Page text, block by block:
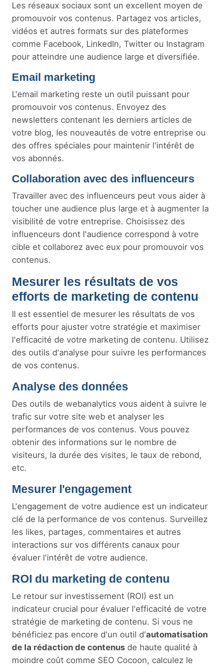
Les réseaux sociaux sont un excellent moyen de
promouvoir vos contenus. Partagez vos articles,
vidéos et autres formats sur des plateformes
comme Facebook, LinkedIn, Twitter ou Instagram
pour atteindre une audience large et diversifiée.
Email marketing
L'email marketing reste un outil puissant pour
promouvoir vos contenus. Envoyez des
newsletters contenant les derniers articles de
votre blog, les nouveautés de votre entreprise ou
des offres spéciales pour maintenir l'intérêt de
vos abonnés.
Collaboration avec des influenceurs
Travailler avec des influenceurs peut vous aider à
toucher une audience plus large et à augmenter la
visibilité de votre entreprise. Choisissez des
influenceurs dont l'audience correspond à votre
cible et collaborez avec eux pour promouvoir vos
contenus.
Mesurer les résultats de vos
efforts de marketing de contenu
Il est essentiel de mesurer les résultats de vos
efforts pour ajuster votre stratégie et maximiser
l'efficacité de votre marketing de contenu. Utilisez
des outils d'analyse pour suivre les performances
de vos contenus.
Analyse des données
Des outils de webanalytics vous aident à suivre le
trafic sur votre site web et analyser les
performances de vos contenus. Vous pouvez
obtenir des informations sur le nombre de
visiteurs, la durée des visites, le taux de rebond,
etc.
Mesurer l'engagement
L'engagement de votre audience est un indicateur
clé de la performance de vos contenus. Surveillez
les likes, partages, commentaires et autres
interactions sur vos différents canaux pour
évaluer l'intérêt de votre audience.
ROI du marketing de contenu
Le retour sur investissement (ROI) est un
indicateur crucial pour évaluer l'efficacité de votre
stratégie de marketing de contenu. Si vous ne
bénéficiez pas encore d'un outil d'automatisation
de la rédaction de contenus de haute qualité à
moindre coût comme SEO Cocoon, calculez le